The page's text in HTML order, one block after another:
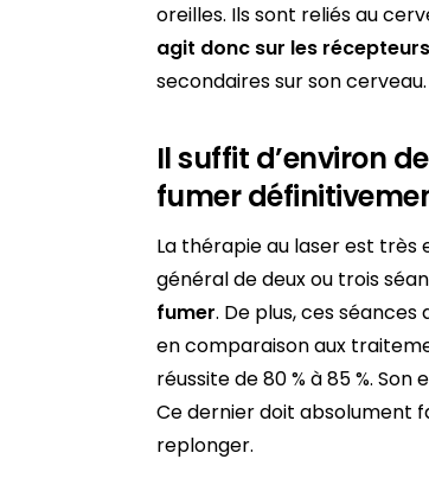
oreilles. Ils sont reliés au
agit donc sur les récepteurs
secondaires sur son cerveau.
Il suffit d’environ
fumer
La thérapie au laser est très
général de deux ou trois
fumer. De plus, ces
en comparaison aux
réussite de 80 % à 85 %.
Ce dernier doit absolument
replonger.